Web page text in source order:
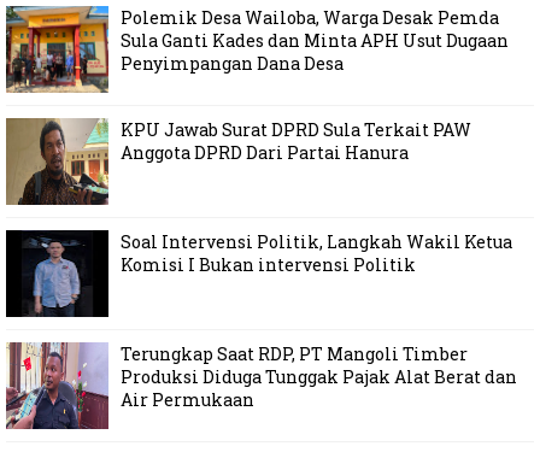
Polemik Desa Wailoba, Warga Desak Pemda
Sula Ganti Kades dan Minta APH Usut Dugaan
Penyimpangan Dana Desa
KPU Jawab Surat DPRD Sula Terkait PAW
Anggota DPRD Dari Partai Hanura
Soal Intervensi Politik, Langkah Wakil Ketua
Komisi I Bukan intervensi Politik
Terungkap Saat RDP, PT Mangoli Timber
Produksi Diduga Tunggak Pajak Alat Berat dan
Air Permukaan